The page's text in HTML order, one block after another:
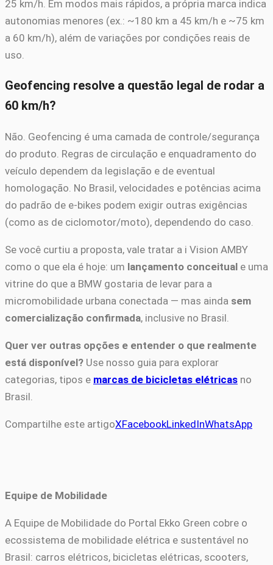
25 km/h. Em modos mais rápidos, a própria marca indica
autonomias menores (ex.: ~180 km a 45 km/h e ~75 km
a 60 km/h), além de variações por condições reais de
uso.
Geofencing resolve a questão legal de rodar a
60 km/h?
Não. Geofencing é uma camada de controle/segurança
do produto. Regras de circulação e enquadramento do
veículo dependem da legislação e de eventual
homologação. No Brasil, velocidades e potências acima
do padrão de e-bikes podem exigir outras exigências
(como as de ciclomotor/moto), dependendo do caso.
Se você curtiu a proposta, vale tratar a i Vision AMBY
como o que ela é hoje: um lançamento conceitual e uma
vitrine do que a BMW gostaria de levar para a
micromobilidade urbana conectada — mas ainda sem
comercialização confirmada, inclusive no Brasil.
Quer ver outras opções e entender o que realmente
está disponível? Use nosso guia para explorar
categorias, tipos e marcas de bicicletas elétricas no
Brasil.
Compartilhe este artigoXFacebookLinkedInWhatsApp
Equipe de Mobilidade
A Equipe de Mobilidade do Portal Ekko Green cobre o
ecossistema de mobilidade elétrica e sustentável no
Brasil: carros elétricos, bicicletas elétricas, scooters,